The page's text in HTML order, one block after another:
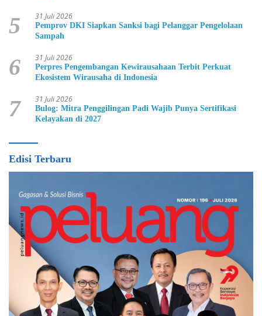
5 31 Juli 2026
Pemprov DKI Siapkan Sanksi bagi Pelanggar Pengelolaan
Sampah
6 31 Juli 2026
Perpres Pengembangan Kewirausahaan Terbit Perkuat
Ekosistem Wirausaha di Indonesia
7 31 Juli 2026
Bulog: Mitra Penggilingan Padi Wajib Punya Sertifikasi
Kelayakan di 2027
Edisi Terbaru